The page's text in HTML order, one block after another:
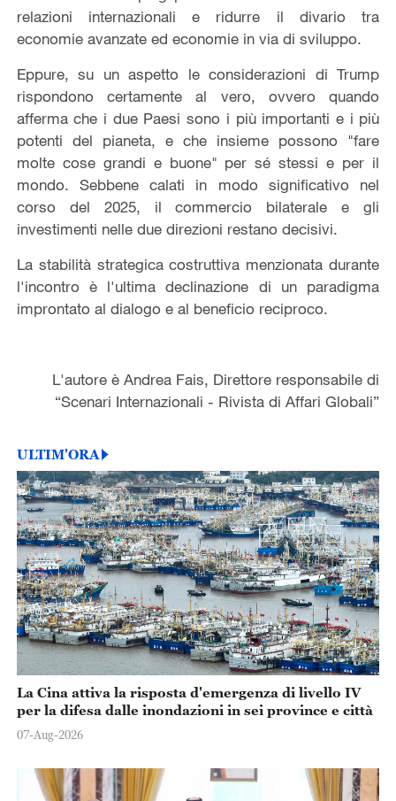
relazioni internazionali e ridurre il divario tra
economie avanzate ed economie in via di sviluppo.
Eppure, su un aspetto le considerazioni di Trump
rispondono certamente al vero, ovvero quando
afferma che i due Paesi sono i più importanti e i più
potenti del pianeta, e che insieme possono "fare
molte cose grandi e buone" per sé stessi e per il
mondo. Sebbene calati in modo significativo nel
corso del 2025, il commercio bilaterale e gli
investimenti nelle due direzioni restano decisivi.
La stabilità strategica costruttiva menzionata durante
l'incontro è l'ultima declinazione di un paradigma
improntato al dialogo e al beneficio reciproco.
L'autore è Andrea Fais, Direttore responsabile di
“Scenari Internazionali - Rivista di Affari Globali”
ULTIM'ORA
La Cina attiva la risposta d'emergenza di livello IV
per la difesa dalle inondazioni in sei province e città
07-Aug-2026